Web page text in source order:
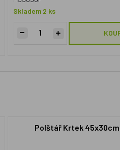
Skladem 2 ks
Polštář Krtek